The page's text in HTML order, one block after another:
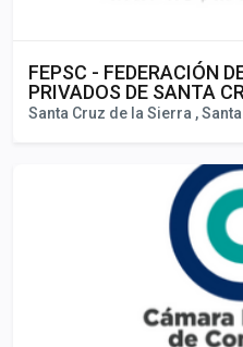
FEPSC - FEDERACIÓN
PRIVADOS DE SANTA
Santa Cruz de la Sierra ,